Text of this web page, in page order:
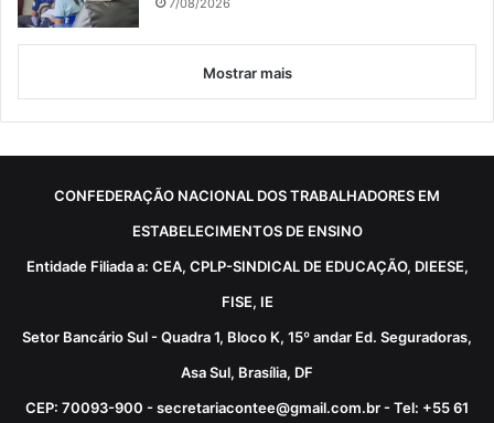
Mostrar mais
CONFEDERAÇÃO NACIONAL DOS TRABALHADORES EM
ESTABELECIMENTOS DE ENSINO
Entidade Filiada a: CEA, CPLP-SINDICAL DE EDUCAÇÃO, DIEESE,
FISE, IE
Setor Bancário Sul - Quadra 1, Bloco K, 15º andar Ed. Seguradoras,
Asa Sul, Brasília, DF
CEP: 70093-900 - secretariacontee@gmail.com.br - Tel: +55 61